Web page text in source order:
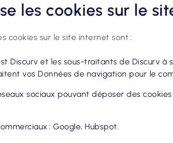
les cookies sur le
cookies sur le site internet sont :
Discurv et les sous-traitants de Discurv à
vos Données de navigation pour le
sociaux pouvant déposer des
: Google, Hubspot.